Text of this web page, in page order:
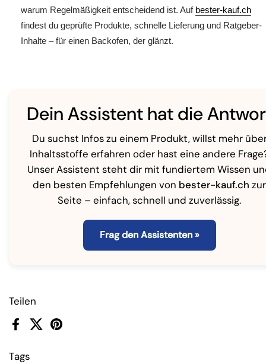
Dein Assistent hat die
Du suchst Infos zu einem Produkt, willst mehr
Inhaltsstoffe erfahren oder hast eine andere
Unser Assistent steht dir mit fundiertem Wissen
den besten Empfehlungen von bester-kauf.ch zur
Seite – einfach, schnell und zuverlässig.
Frag den Assistenten »
Teilen
FacebookX (Twitter)Pinterest
Tags
warum Regelmäßigkeit entscheidend ist. Auf bester-kauf.ch
findest du geprüfte Produkte, schnelle Lieferung und Ratgeber-
Inhalte – für einen Backofen, der glänzt.